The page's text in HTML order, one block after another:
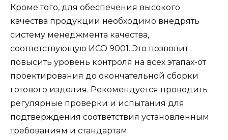
Кроме того, для обеспечения высокого
качества продукции необходимо внедрять
систему менеджмента качества,
соответствующую ИСО 9001. Это позволит
повысить уровень контроля на всех этапах-от
проектирования до окончательной сборки
готового изделия. Рекомендуется проводить
регулярные проверки и испытания для
подтверждения соответствия установленным
требованиям и стандартам.